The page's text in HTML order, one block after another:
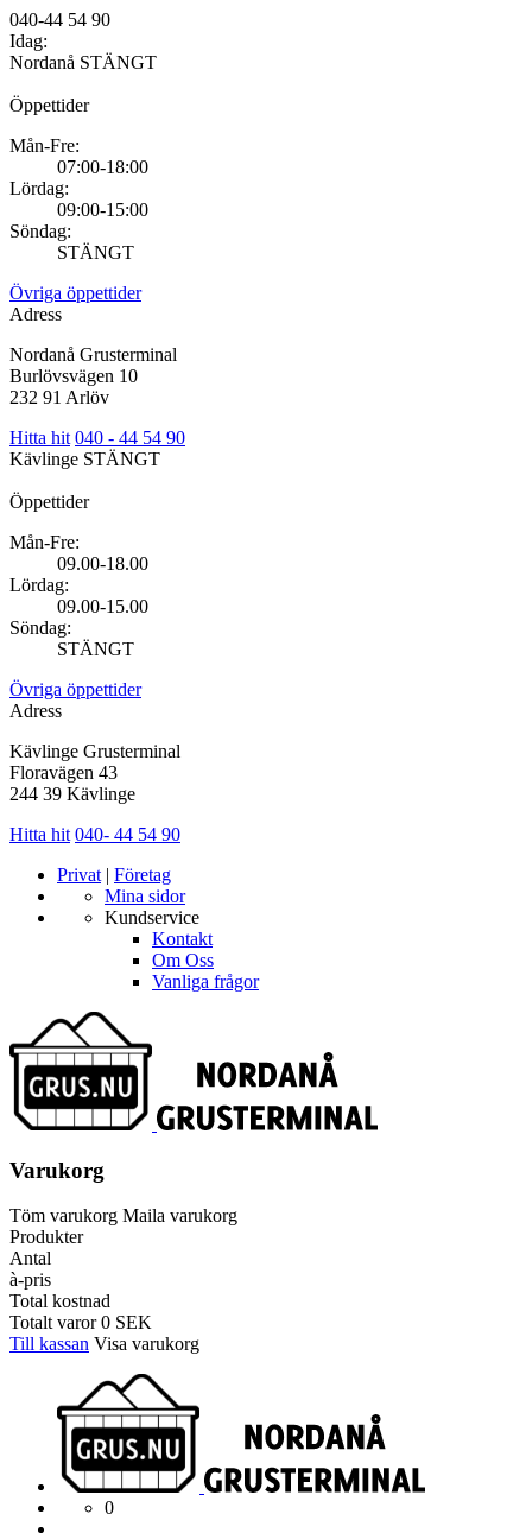
040-44 54 90
Idag:
Nordanå STÄNGT
Öppettider
Mån-Fre:
07:00-18:00
Lördag:
09:00-15:00
Söndag:
STÄNGT
Övriga öppettider
Adress
Nordanå Grusterminal
Burlövsvägen 10
232 91 Arlöv
Hitta hit 040 - 44 54 90
Kävlinge STÄNGT
Öppettider
Mån-Fre:
09.00-18.00
Lördag:
09.00-15.00
Söndag:
STÄNGT
Övriga öppettider
Adress
Kävlinge Grusterminal
Floravägen 43
244 39 Kävlinge
Hitta hit 040- 44 54 90
Privat | Företag
Mina sidor
Kundservice
Kontakt
Om Oss
Vanliga frågor
Varukorg
Töm varukorg Maila varukorg
Produkter
Antal
à-pris
Total kostnad
Totalt varor0 SEK
Till kassan Visa varukorg
0